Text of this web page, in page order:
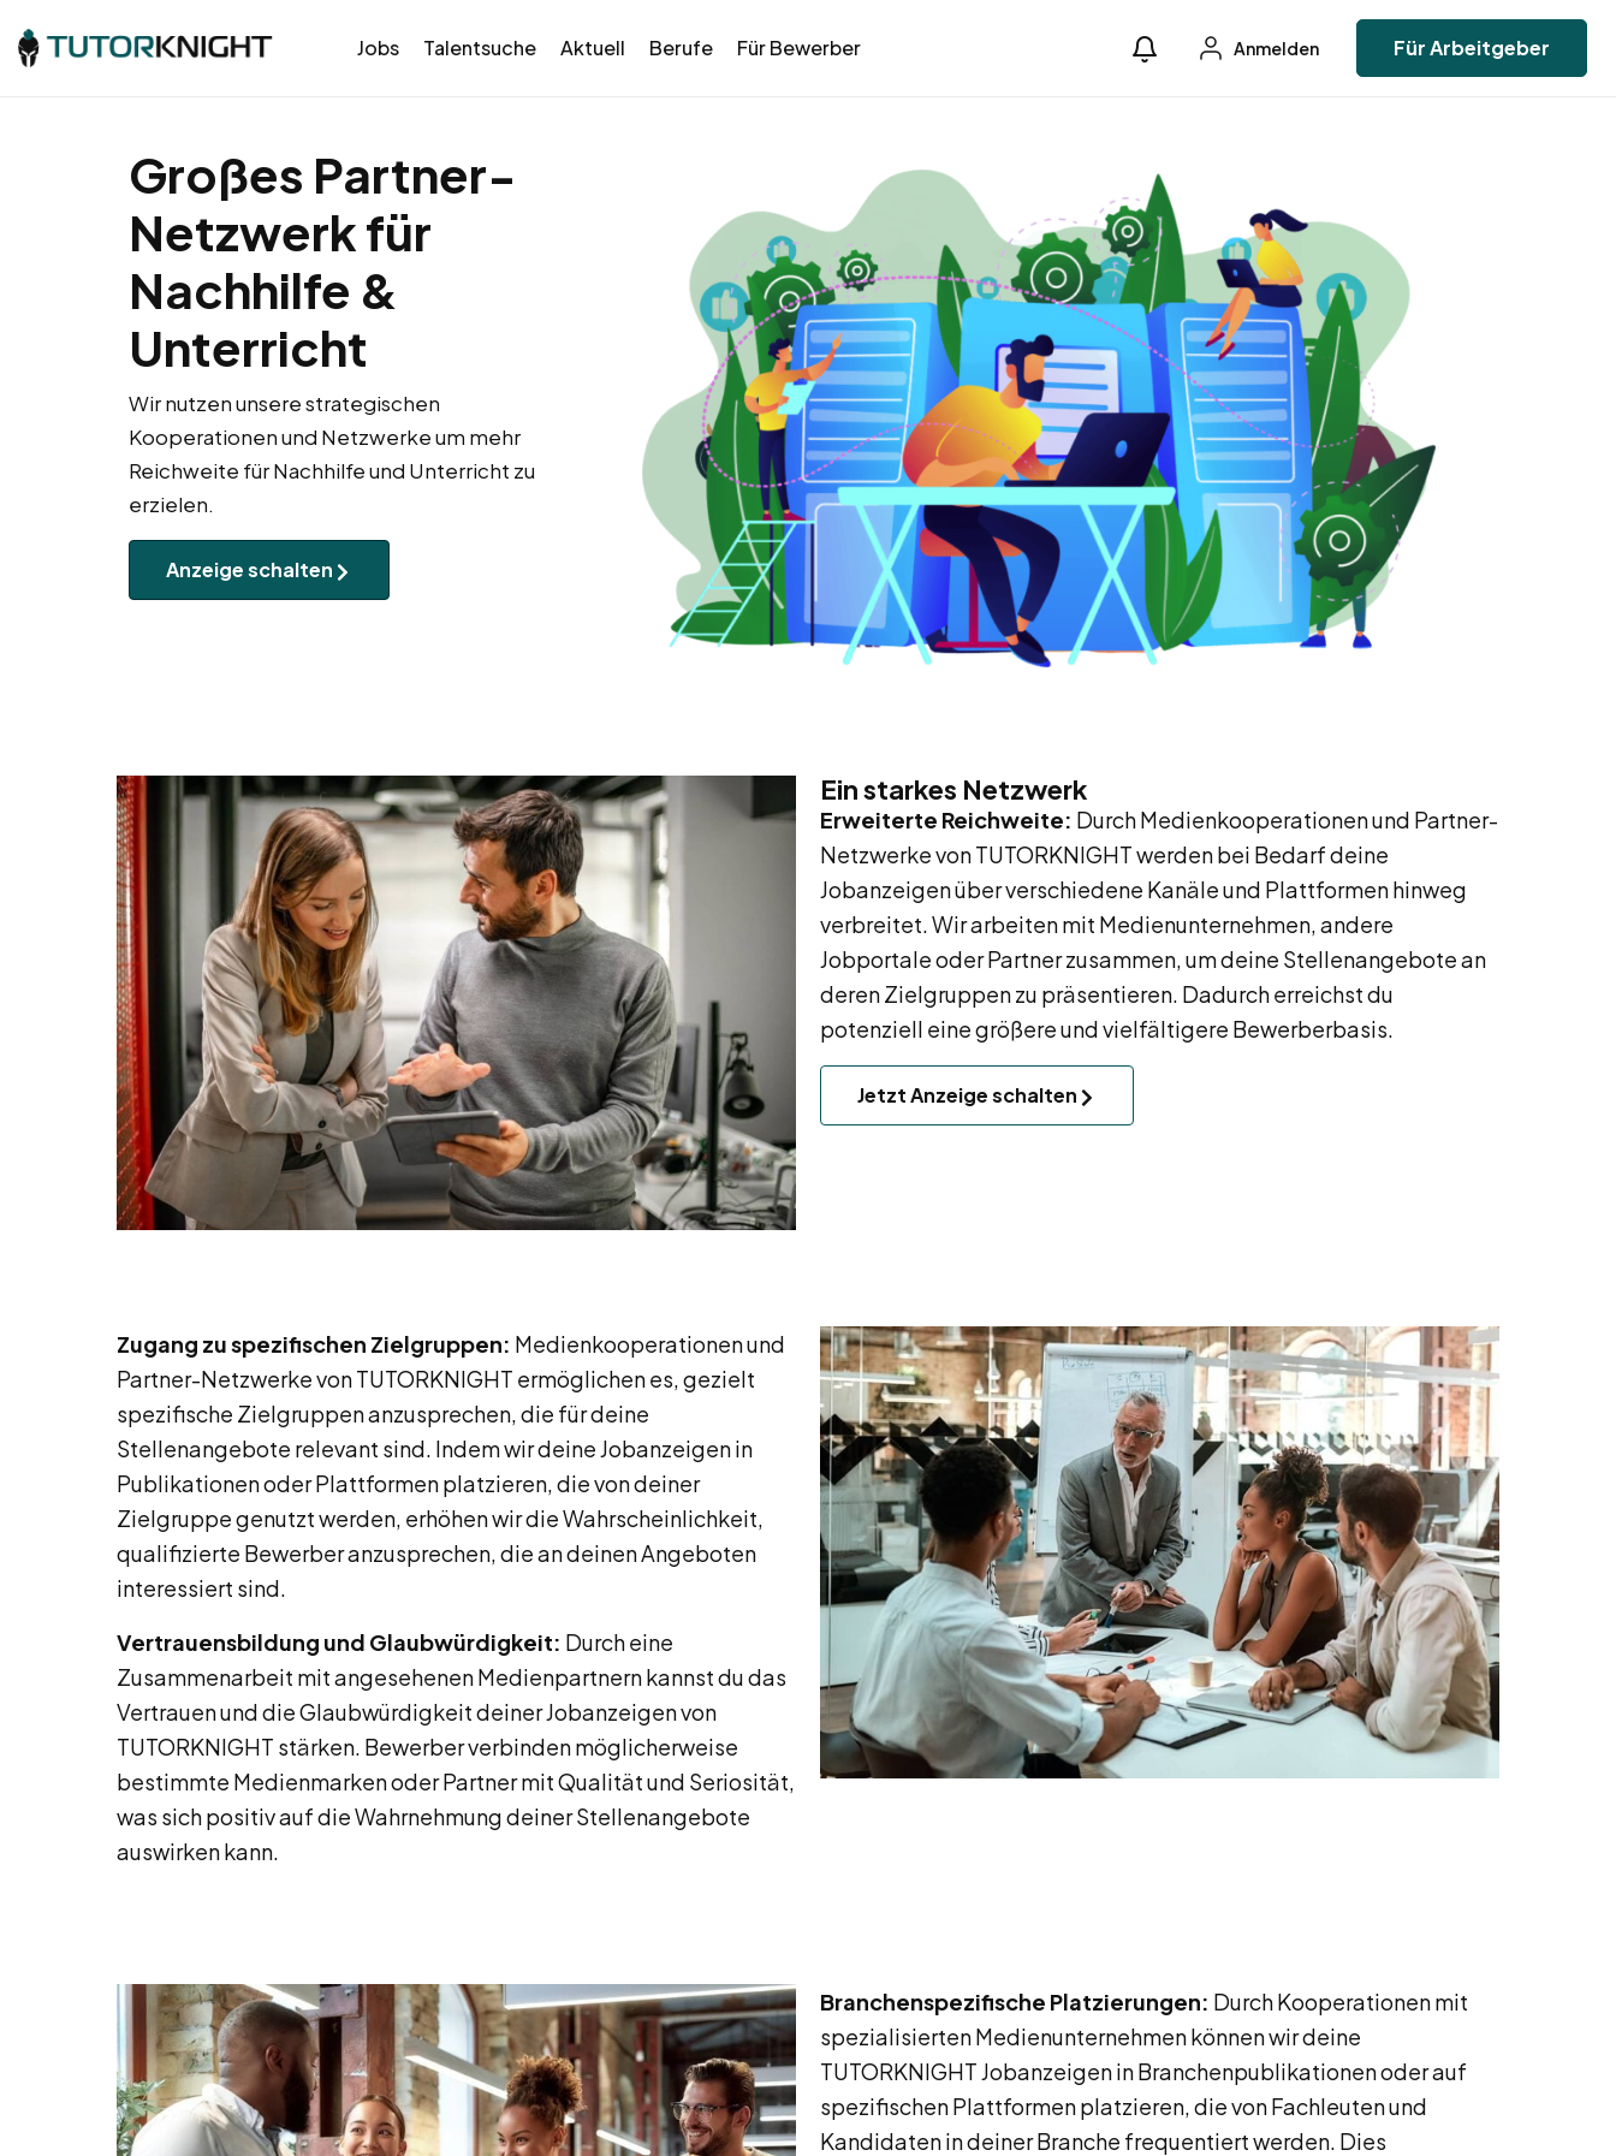
Jobs Talentsuche Aktuell Berufe Für Bewerber Anmelden Für Arbeitgeber
Großes Partner-
Netzwerk für
Nachhilfe &
Unterricht
Wir nutzen unsere strategischen
Kooperationen und Netzwerke um mehr
Reichweite für Nachhilfe und Unterricht zu
erzielen.
Anzeige schalten
Ein starkes Netzwerk
Erweiterte Reichweite: Durch Medienkooperationen und Partner-
Netzwerke von TUTORKNIGHT werden bei Bedarf deine
Jobanzeigen über verschiedene Kanäle und Plattformen hinweg
verbreitet. Wir arbeiten mit Medienunternehmen, andere
Jobportale oder Partner zusammen, um deine Stellenangebote an
deren Zielgruppen zu präsentieren. Dadurch erreichst du
potenziell eine größere und vielfältigere Bewerberbasis.
Jetzt Anzeige schalten
Zugang zu spezifischen Zielgruppen: Medienkooperationen und
Partner-Netzwerke von TUTORKNIGHT ermöglichen es, gezielt
spezifische Zielgruppen anzusprechen, die für deine
Stellenangebote relevant sind. Indem wir deine Jobanzeigen in
Publikationen oder Plattformen platzieren, die von deiner
Zielgruppe genutzt werden, erhöhen wir die Wahrscheinlichkeit,
qualifizierte Bewerber anzusprechen, die an deinen Angeboten
interessiert sind.
Vertrauensbildung und Glaubwürdigkeit: Durch eine
Zusammenarbeit mit angesehenen Medienpartnern kannst du das
Vertrauen und die Glaubwürdigkeit deiner Jobanzeigen von
TUTORKNIGHT stärken. Bewerber verbinden möglicherweise
bestimmte Medienmarken oder Partner mit Qualität und Seriosität,
was sich positiv auf die Wahrnehmung deiner Stellenangebote
auswirken kann.
Branchenspezifische Platzierungen: Durch Kooperationen mit
spezialisierten Medienunternehmen können wir deine
TUTORKNIGHT Jobanzeigen in Branchenpublikationen oder auf
spezifischen Plattformen platzieren, die von Fachleuten und
Kandidaten in deiner Branche frequentiert werden. Dies